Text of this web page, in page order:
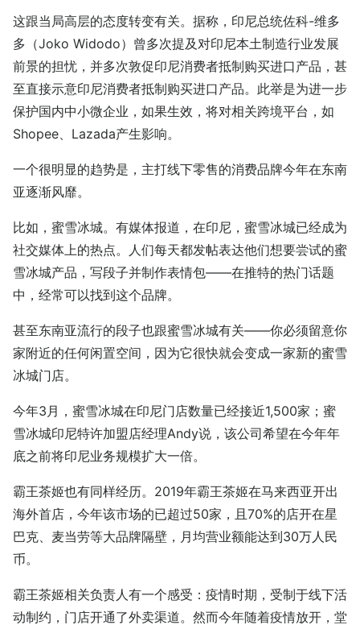
这跟当局高层的态度转变有关。据称，印尼总统佐科-维多
多（Joko Widodo）曾多次提及对印尼本土制造行业发展
前景的担忧，并多次敦促印尼消费者抵制购买进口产品，甚
至直接示意印尼消费者抵制购买进口产品。此举是为进一步
保护国内中小微企业，如果生效，将对相关跨境平台，如
Shopee、Lazada产生影响。
一个很明显的趋势是，主打线下零售的消费品牌今年在东南
亚逐渐风靡。
比如，蜜雪冰城。有媒体报道，在印尼，蜜雪冰城已经成为
社交媒体上的热点。人们每天都发帖表达他们想要尝试的蜜
雪冰城产品，写段子并制作表情包——在推特的热门话题
中，经常可以找到这个品牌。
甚至东南亚流行的段子也跟蜜雪冰城有关——你必须留意你
家附近的任何闲置空间，因为它很快就会变成一家新的蜜雪
冰城门店。
今年3月，蜜雪冰城在印尼门店数量已经接近1,500家；蜜
雪冰城印尼特许加盟店经理Andy说，该公司希望在今年年
底之前将印尼业务规模扩大一倍。
霸王茶姬也有同样经历。2019年霸王茶姬在马来西亚开出
海外首店，今年该市场的已超过50家，且70%的店开在星
巴克、麦当劳等大品牌隔壁，月均营业额能达到30万人民
币。
霸王茶姬相关负责人有一个感受：疫情时期，受制于线下活
动制约，门店开通了外卖渠道。然而今年随着疫情放开，堂